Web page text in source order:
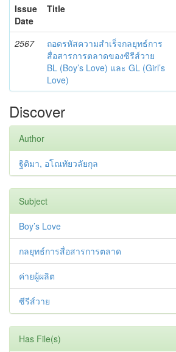
Issue
Date
Title
2567
ถอดรหัสความสำเร็จกลยุทธ์การ
สื่อสารการตลาดของซีรีส์วาย
BL (Boy’s Love) และ GL (Girl’s
Love)
Discover
Author
ฐิติมา, อโณทัยวลัยกุล
Subject
Boy’s Love
กลยุทธ์การสื่อสารการตลาด
ค่ายผู้ผลิต
ซีรีส์วาย
Has File(s)